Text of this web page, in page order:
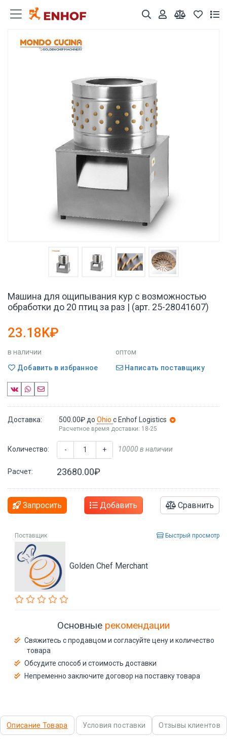
Машина для ощипывания кур с возможностью
обработки до 20 птиц за раз | (арт. 25-28041607)
23.18K₽
в наличии
оптом
Добавить в избранное
Написать поставщику
Доставка: 500.00₽ до Ohio с Enhof Logistics
Расчетное время доставки: 18-25
Количество: - + 10000 в наличии
Расчет: 23680.00₽
Запросить Добавить Сравнить
Поставщик Быстрый просмотр
Golden Chef Merchant
Основные рекомендации
Свяжитесь с продавцом и согласуйте цену и количество
товара
Обсудите способ и стоимость доставки
Непременно заключите договор на поставку товара
Описание Товара Условия поставки Отзывы клиентов